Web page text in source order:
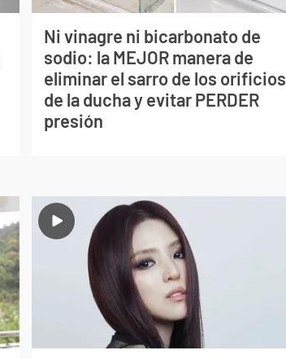
Ni vinagre ni bicarbonato de
sodio: la MEJOR manera de
eliminar el sarro de los orificios
de la ducha y evitar PERDER
presión